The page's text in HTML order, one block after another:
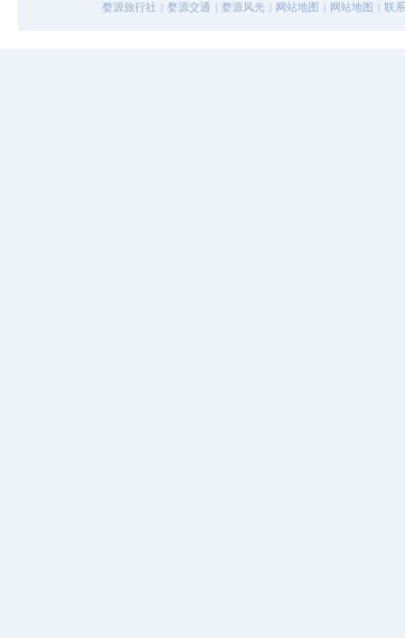
婺源旅行社 | 婺源交通 | 婺源风光 | 网站地图 | 网站地图 | 联